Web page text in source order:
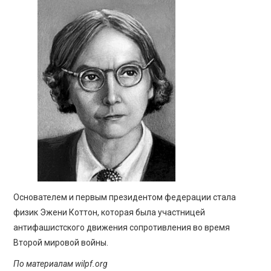
Основателем и первым президентом федерации стала
физик Эжени Коттон, которая была участницей
антифашистского движения сопротивления во время
Второй мировой войны.
По материалам wilpf.org